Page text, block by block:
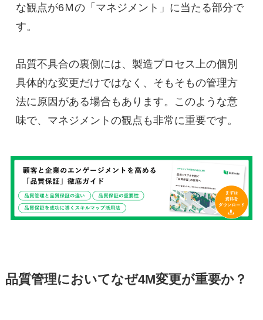
な観点が6Ｍの「マネジメント」に当たる部分で
す。
品質不具合の裏側には、製造プロセス上の個別
具体的な変更だけではなく、そもそもの管理方
法に原因がある場合もあります。このような意
味で、マネジメントの観点も非常に重要です。
品質管理においてなぜ4M変更が重要か？